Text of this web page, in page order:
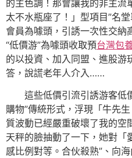
的主色調！那會讓我的非主流
太不水瓶座了！」型項目”名
會員為噱頭，引誘一次性交納
“低價游”為噱頭收取預台灣包
的以投資、加入同盟、進股游
答，說謊老年人介入……
這些低價引流引誘游客低
購物”傳統形式，浮現「牛先
質波動已經嚴重破壞了我的空
天秤的臉抽動了一下，她對「
感比例對等。合伙殺熟”、向